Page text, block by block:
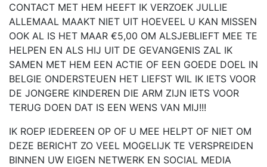
CONTACT MET HEM HEEFT IK VERZOEK JULLIE
ALLEMAAL MAAKT NIET UIT HOEVEEL U KAN MISSEN
OOK AL IS HET MAAR €5,00 OM ALSJEBLIEFT MEE TE
HELPEN EN ALS HIJ UIT DE GEVANGENIS ZAL IK
SAMEN MET HEM EEN ACTIE OF EEN GOEDE DOEL IN
BELGIE ONDERSTEUEN HET LIEFST WIL IK IETS VOOR
DE JONGERE KINDEREN DIE ARM ZIJN IETS VOOR
TERUG DOEN DAT IS EEN WENS VAN MIJ!!!
IK ROEP IEDEREEN OP OF U MEE HELPT OF NIET OM
DEZE BERICHT ZO VEEL MOGELIJK TE VERSPREIDEN
BINNEN UW EIGEN NETWERK EN SOCIAL MEDIA